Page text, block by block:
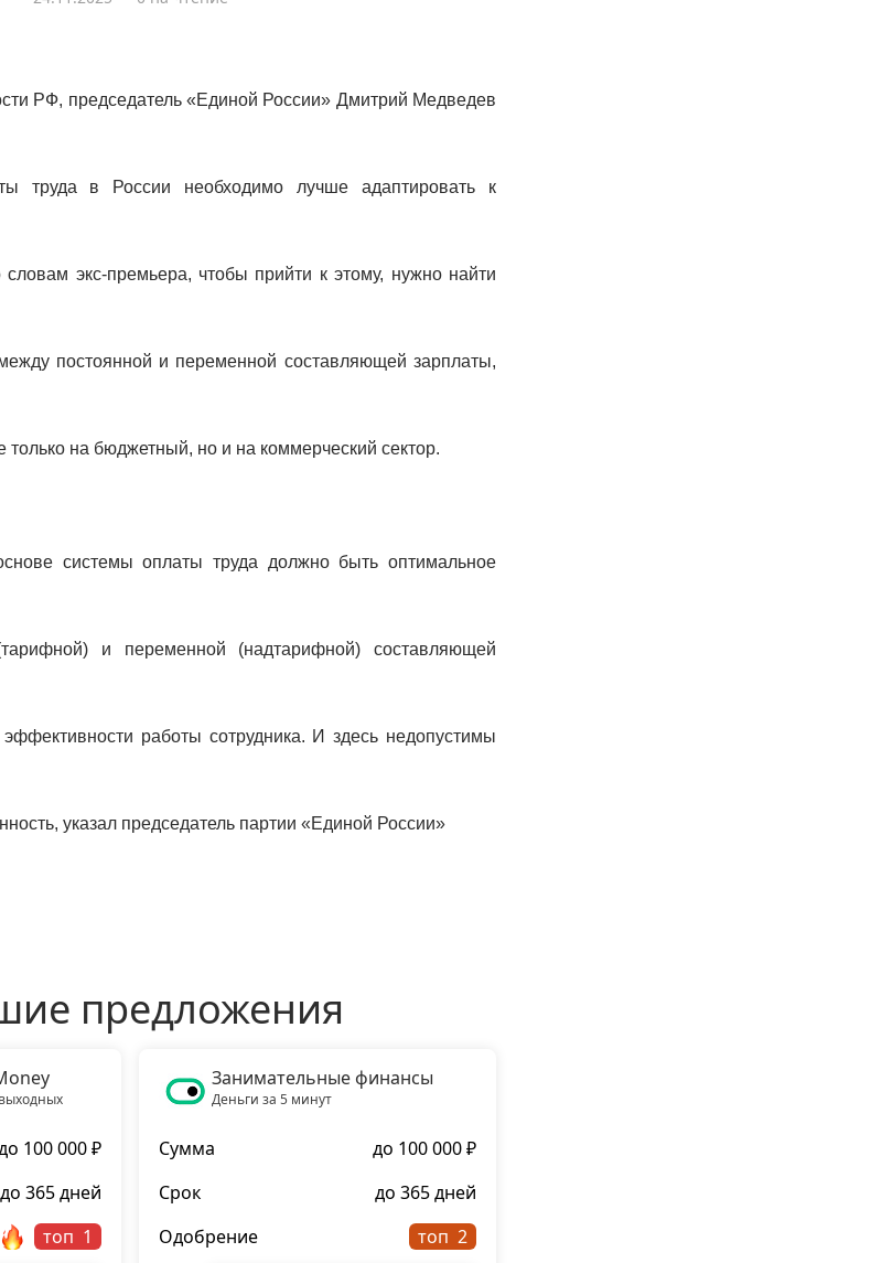
РФ, председатель «Единой России» Дмитрий Медведев
труда в России необходимо лучше адаптировать к
экс-премьера, чтобы прийти к этому, нужно найти
постоянной и переменной составляющей зарплаты,
только на бюджетный, но и на коммерческий сектор.
системы оплаты труда должно быть оптимальное
и переменной (надтарифной) составляющей
работы сотрудника. И здесь недопустимы
указал председатель партии «Единой России»
предложения
100 000 ₽
до 365 дней
топ
Занимательные финансы
Деньги за 5 минут
Сумма
до 100 000 ₽
Срок
до 365 дней
Одобрение
топ